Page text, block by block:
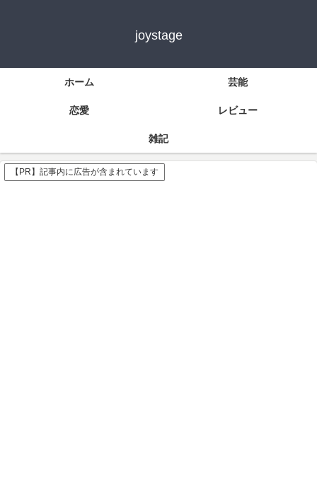
joystage
ホーム 芸能
恋愛 レビュー
雑記
【PR】記事内に広告が含まれています